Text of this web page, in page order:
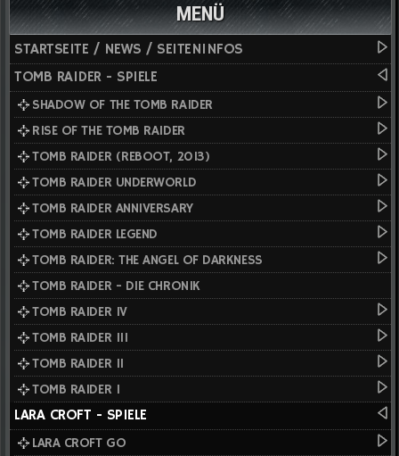
MENÜ
STARTSEITE / NEWS / SEITENINFOS
TOMB RAIDER - SPIELE
SHADOW OF THE TOMB RAIDER
RISE OF THE TOMB RAIDER
TOMB RAIDER (REBOOT, 2013)
TOMB RAIDER UNDERWORLD
TOMB RAIDER ANNIVERSARY
TOMB RAIDER LEGEND
TOMB RAIDER: THE ANGEL OF DARKNESS
TOMB RAIDER - DIE CHRONIK
TOMB RAIDER IV
TOMB RAIDER III
TOMB RAIDER II
TOMB RAIDER I
LARA CROFT - SPIELE
LARA CROFT GO